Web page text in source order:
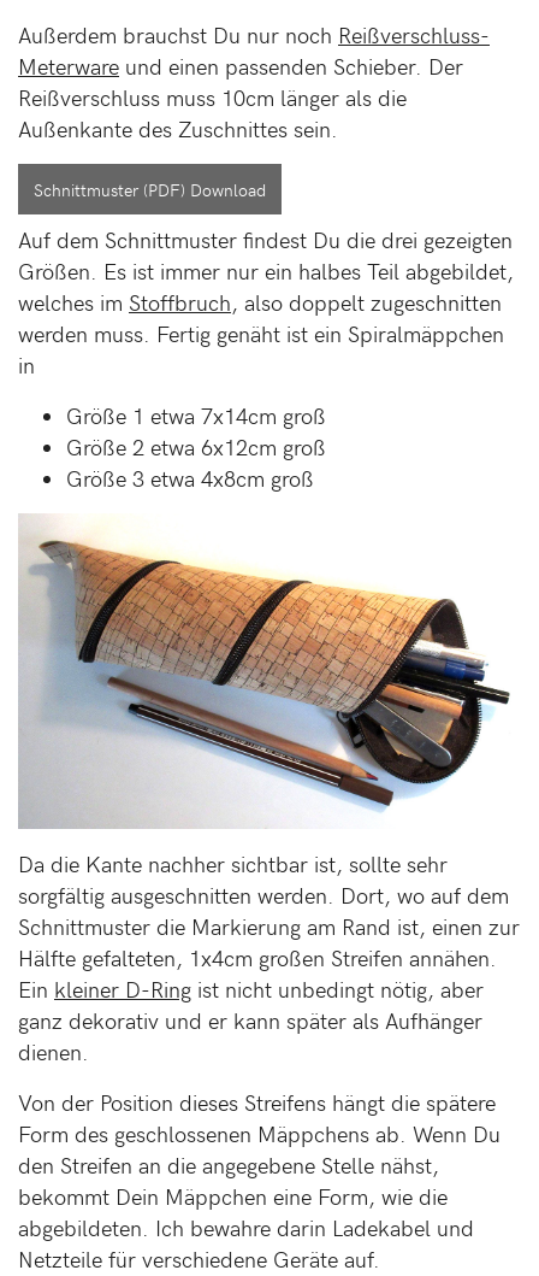
Außerdem brauchst Du nur noch Reißverschluss-
Meterware und einen passenden Schieber. Der
Reißverschluss muss 10cm länger als die
Außenkante des Zuschnittes sein.
Schnittmuster (PDF) Download
Auf dem Schnittmuster findest Du die drei gezeigten
Größen. Es ist immer nur ein halbes Teil abgebildet,
welches im Stoffbruch, also doppelt zugeschnitten
werden muss. Fertig genäht ist ein Spiralmäppchen
in
Größe 1 etwa 7x14cm groß
Größe 2 etwa 6x12cm groß
Größe 3 etwa 4x8cm groß
Da die Kante nachher sichtbar ist, sollte sehr
sorgfältig ausgeschnitten werden. Dort, wo auf dem
Schnittmuster die Markierung am Rand ist, einen zur
Hälfte gefalteten, 1x4cm großen Streifen annähen.
Ein kleiner D-Ring ist nicht unbedingt nötig, aber
ganz dekorativ und er kann später als Aufhänger
dienen.
Von der Position dieses Streifens hängt die spätere
Form des geschlossenen Mäppchens ab. Wenn Du
den Streifen an die angegebene Stelle nähst,
bekommt Dein Mäppchen eine Form, wie die
abgebildeten. Ich bewahre darin Ladekabel und
Netzteile für verschiedene Geräte auf.